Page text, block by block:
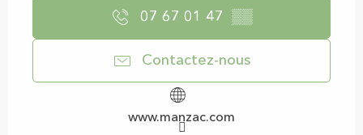
07 67 01 47 ▒▒
Contactez-nous
www.manzac.com